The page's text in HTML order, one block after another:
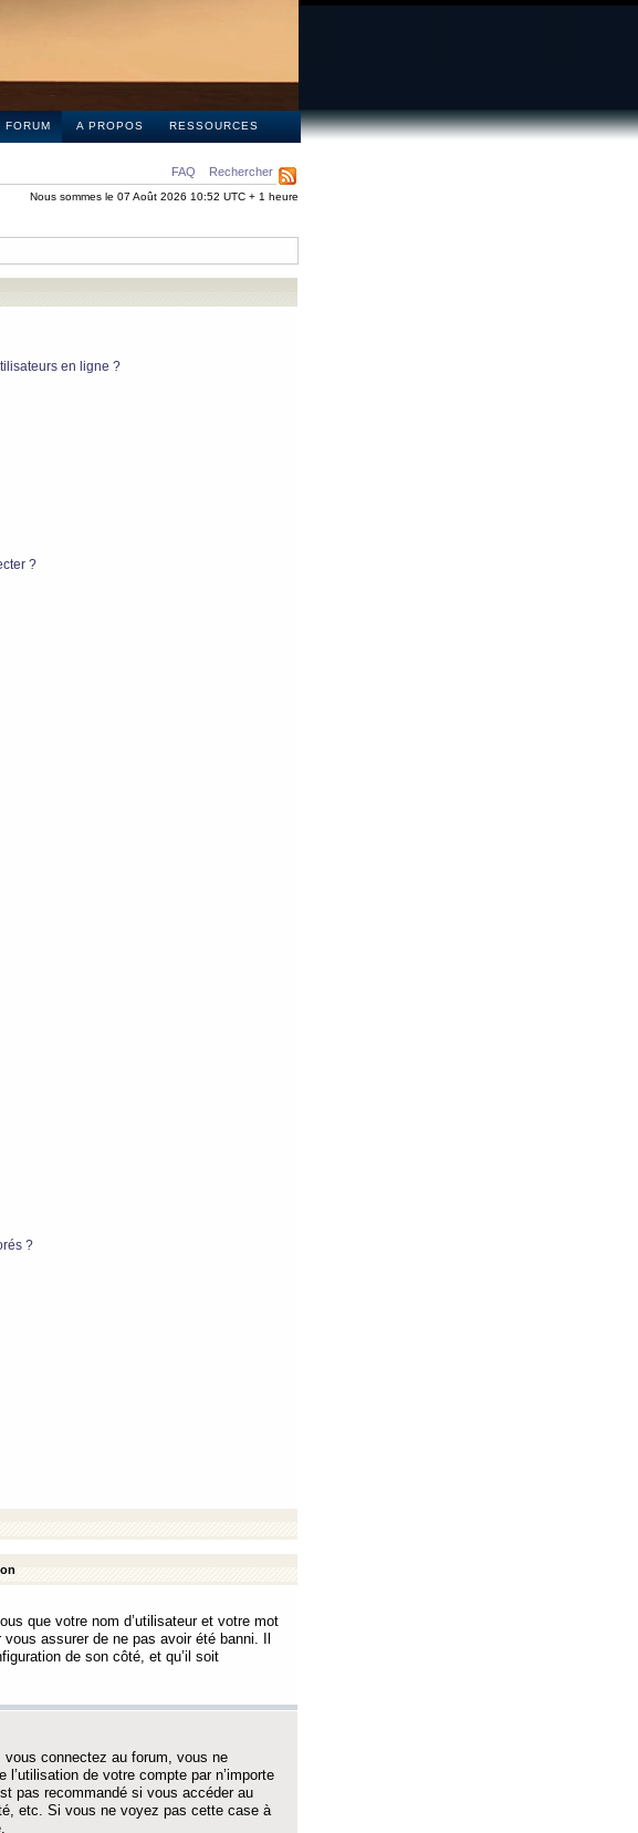
FORUM A PROPOS RESSOURCES
FAQ Rechercher
Nous sommes le 07 Août 2026 10:52 UTC + 1 heure
en ligne ?
?
?
que votre nom d’utilisateur et votre mot
assurer de ne pas avoir été banni. Il
de son côté, et qu’il soit
vous connectez au forum, vous ne
de votre compte par n’importe
pas recommandé si vous accéder au
etc. Si vous ne voyez pas cette case à